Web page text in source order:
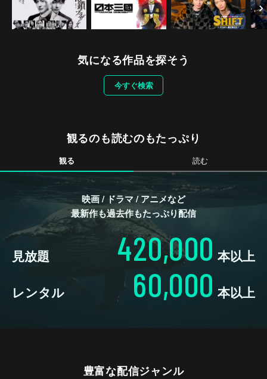
気になる作品を探そう
今すぐ検索
観るのも読むのもたっぷり
観る 読む
映画 / ドラマ / アニメなど
最新作も過去作もたっぷり配信
見放題 420,000 本以上
レンタル 60,000 本以上
豊富な配信ジャンル